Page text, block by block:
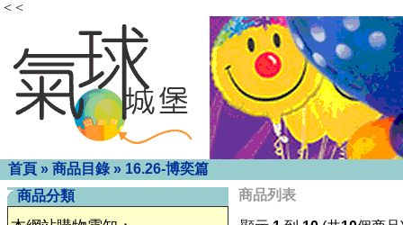
< <
首頁 » 商品目錄 » 16.26-博奕篇
商品分類
商品列表